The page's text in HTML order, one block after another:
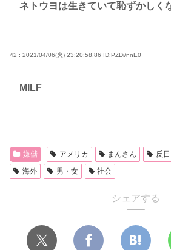
ネトウヨは生きていて恥ずかしく
42 : 2021/04/06(火) 23:20:58.86 ID:PZDi/nnE0
MILF
嫌儲 アメリカ まんさん 反日
海外
男・女 社会
シェアする